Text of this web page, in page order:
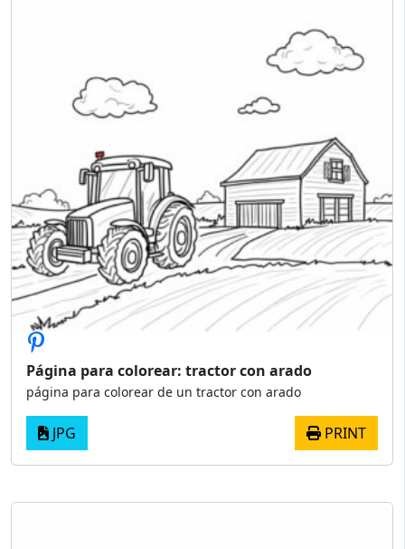
Página para colorear: tractor con arado
página para colorear de un tractor con arado
JPG PRINT